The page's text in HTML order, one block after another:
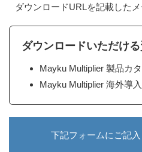
ダウンロードURLを記載した
ダウンロードいただけ
Mayku Multiplier 製品カ
Mayku Multiplier 海外導
下記フォームにご記入